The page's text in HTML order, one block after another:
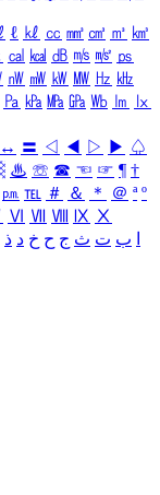
ℓ ㎘ ㏄ ㎣ ㎤ ㎥ ㎦
㎈ ㎉ ㏈ ㎧ ㎨ ㎰
㎻ ㎽ ㎾ ㎿ ㎐ ㎑
㎩ ㎪ ㎫ ㎬ ㏝ ㏐
㏓
↔ 〓 ◁ ◀ ▷ ▶ ♤
♨ ☏ ☎ ☜ ☞ ¶ †
㏘ ℡ ＃ ＆ ＊ ＠ ª º
Ⅵ Ⅶ Ⅷ Ⅸ Ⅹ
ب ت ث ج ح خ د ذ